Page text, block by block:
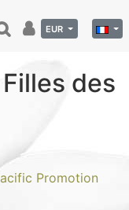
EUR
des
Promotion